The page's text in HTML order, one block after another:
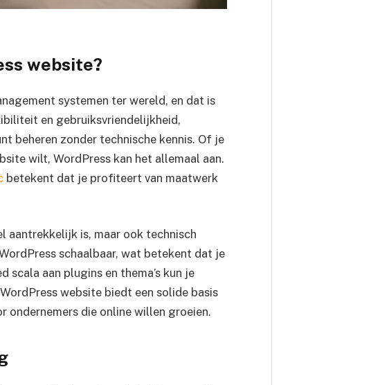
website?
systemen ter wereld, en dat is
en gebruiksvriendelijkheid,
beheren zonder technische kennis. Of je
wilt, WordPress kan het allemaal aan.
betekent dat je profiteert van maatwerk
aantrekkelijk is, maar ook technisch
schaalbaar, wat betekent dat je
aan plugins en thema’s kun je
website biedt een solide basis
ondernemers die online willen groeien.